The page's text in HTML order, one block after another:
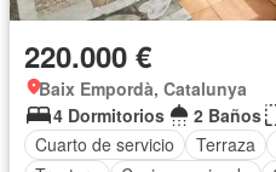
220.000 €
Baix Empordà, Catalunya
4 Dormitorios
2 Baños
Cuarto de servicio
Terraza